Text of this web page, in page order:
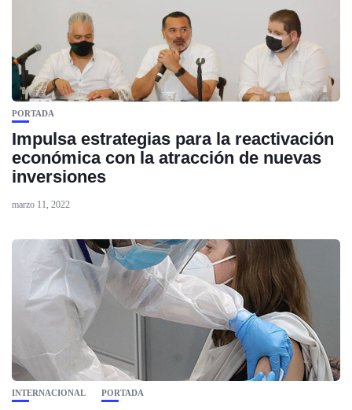
PORTADA
Impulsa estrategias para la reactivación
económica con la atracción de nuevas
inversiones
marzo 11, 2022
INTERNACIONAL PORTADA